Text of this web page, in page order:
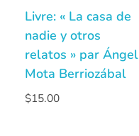
Livre: « La casa de
nadie y otros
relatos » par Ángel
Mota Berriozábal
$15.00